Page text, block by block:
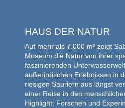
HAUS DER NATUR
Auf mehr als 7.000 m² zeigt
Museum die Natur von ihrer
faszinierenden
außerirdischen Erlebnissen in
riesigen Sauriern aus längst
einer Reise in den
Highlight: Forschen und